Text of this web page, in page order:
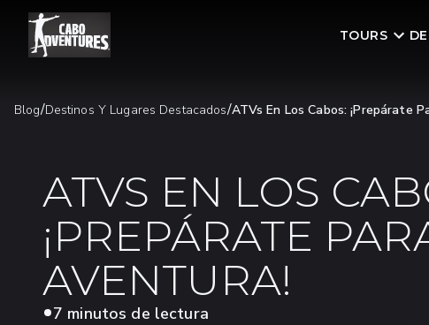
TOURS
Blog/Destinos Y Lugares Destacados/ATVs En Los Cabos: ¡Prepárate
ATVS EN LOS
¡PREPÁRATE
AVENTURA!
7 minutos de lectura